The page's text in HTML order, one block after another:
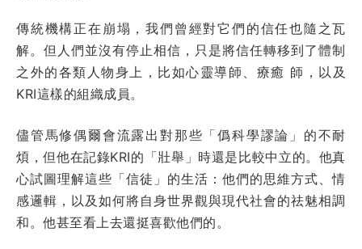
傳統機構正在崩塌，我們曾經對它們的信任也隨之瓦
解。但人們並沒有停止相信，只是將信任轉移到了體制
之外的各類人物身上，比如心靈導師、療癒 師，以及
KRI這樣的組織成員。
儘管馬修偶爾會流露出對那些「僞科學謬論」的不耐
煩，但他在記錄KRI的「壯舉」時還是比較中立的。他真
心試圖理解這些「信徒」的生活：他們的思維方式、情
感邏輯，以及如何將自身世界觀與現代社會的祛魅相調
和。他甚至看上去還挺喜歡他們的。